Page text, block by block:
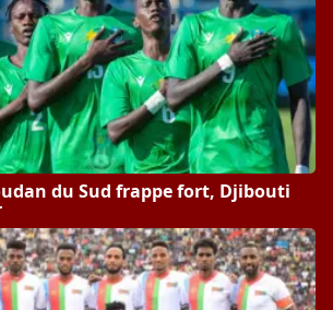
du Sud frappe fort, Djibouti